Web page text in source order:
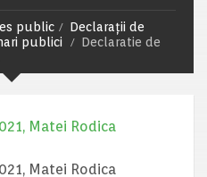
public
Declarații de
publici
Declaratie de
Matei Rodica
Matei Rodica